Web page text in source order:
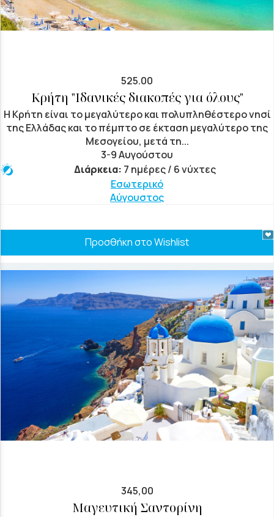
525.00
Κρήτη "Ιδανικές διακοπές για όλους"
Η Κρήτη είναι το μεγαλύτερο και πολυπληθέστερο νησί
της Ελλάδας και το πέμπτο σε έκταση μεγαλύτερο της
Μεσογείου, μετά τη...
3-9 Αυγούστου
Διάρκεια: 7 ημέρες / 6 νύχτες
Εσωτερικό
Αύγουστος
Προσθήκη στο Wishlist
345,00
Μαγευτική Σαντορίνη